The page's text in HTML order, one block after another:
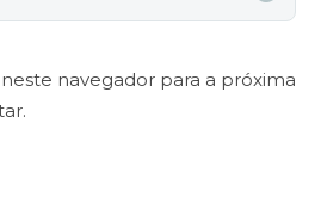
navegador para a próxima